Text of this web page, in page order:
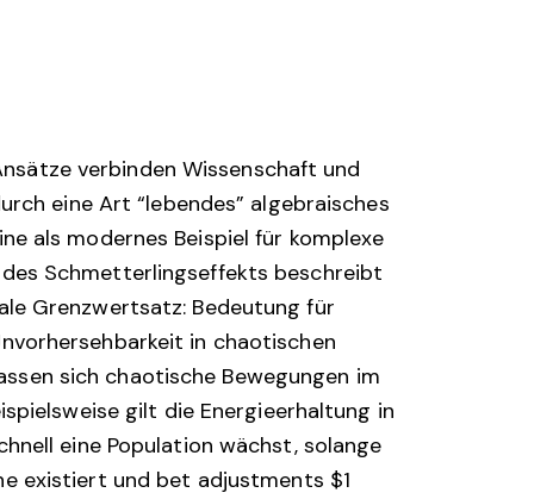
verbinden Wissenschaft und
eine Art “lebendes” algebraisches
als modernes Beispiel für komplexe
Schmetterlingseffekts beschreibt
Grenzwertsatz: Bedeutung für
in chaotischen
sich chaotische Bewegungen im
gilt die Energieerhaltung in
eine Population wächst, solange
existiert und bet adjustments $1